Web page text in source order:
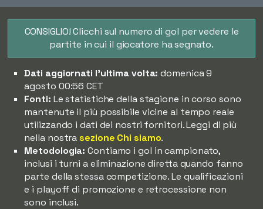
CONSIGLIO! Clicchi sul numero di gol per vedere le
partite in cui il giocatore ha segnato.
Dati aggiornati l'ultima volta: domenica 9
agosto 00:56 CET
Fonti: Le statistiche della stagione in corso sono
mantenute il più possibile vicine al tempo reale
utilizzando i dati dei nostri fornitori. Leggi di più
nella nostra sezione Chi siamo.
Metodologia: Contiamo i gol in campionato,
inclusi i turni a eliminazione diretta quando fanno
parte della stessa competizione. Le qualificazioni
e i playoff di promozione e retrocessione non
sono inclusi.